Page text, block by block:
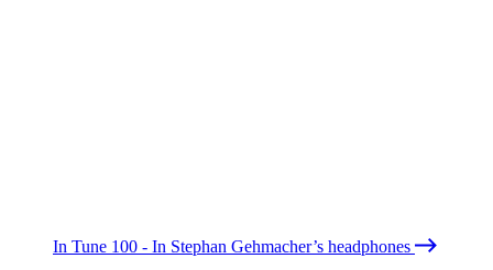
In Tune 100 - In Stephan Gehmacher’s headphones